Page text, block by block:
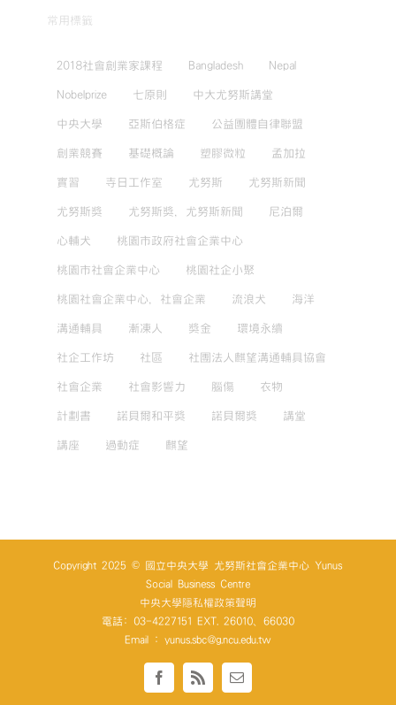
常用標籤
2018社會創業家課程 Bangladesh Nepal
Nobelprize 七原則 中大尤努斯講堂
中央大學 亞斯伯格症 公益團體自律聯盟
創業競賽 基礎概論 塑膠微粒 孟加拉
實習 寺日工作室 尤努斯 尤努斯新聞
尤努斯獎 尤努斯獎，尤努斯新聞 尼泊爾
心輔犬 桃園市政府社會企業中心
桃園市社會企業中心 桃園社企小聚
桃園社會企業中心，社會企業 流浪犬 海洋
溝通輔具 漸凍人 獎金 環境永續
社企工作坊 社區 社團法人麒望溝通輔具協會
社會企業 社會影響力 腦傷 衣物
計劃書 諾貝爾和平獎 諾貝爾獎 講堂
講座 過動症 麒望
Copyright 2025 © 國立中央大學 尤努斯社會企業中心 Yunus
Social Business Centre
中央大學隱私權政策聲明
電話: 03-4227151 EXT. 26010、66030
Email : yunus.sbc@g.ncu.edu.tw
Facebook
Rss Email: